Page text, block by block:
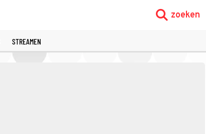
zoeken
STREAMEN